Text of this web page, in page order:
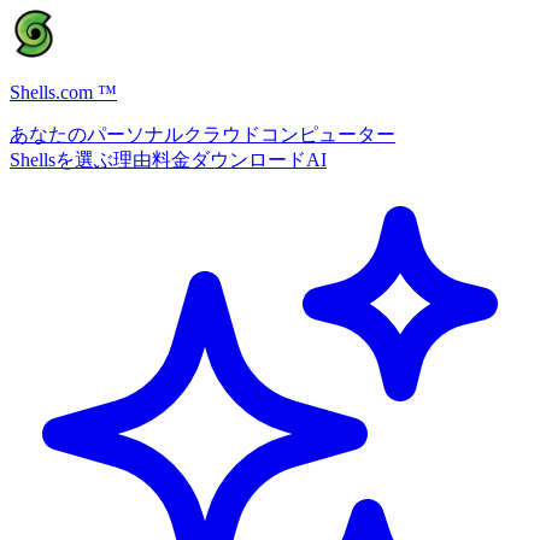
Shells.com ™
あなたのパーソナルクラウドコンピューター
Shellsを選ぶ理由料金ダウンロードAI